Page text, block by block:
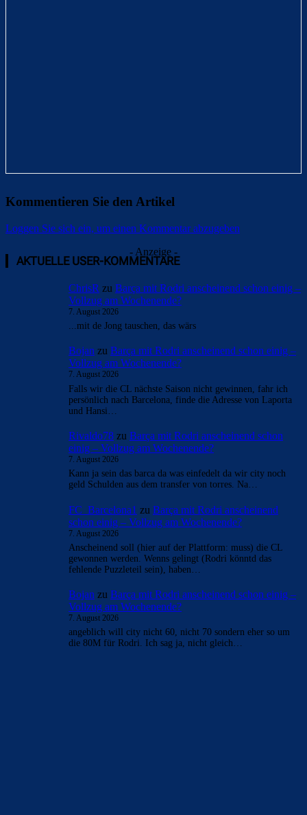
Kommentieren Sie den Artikel
Loggen Sie sich ein, um einen Kommentar abzugeben
AKTUELLE USER-KOMMENTARE
ChrisRzuBarça mit Rodri anscheinend schon einig –
Vollzug am Wochenende?
7. August 2026
...mit de Jong tauschen, das wärs
Bojan zu Barça mit Rodri anscheinend schon einig –
Vollzug am Wochenende?
7. August 2026
Falls wir die CL nächste Saison nicht gewinnen, fahr ich
persönlich nach Barcelona, finde die Adresse von Laporta